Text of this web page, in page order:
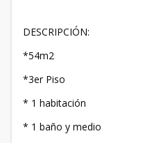
DESCRIPCIÓN:
*54m2
*3er Piso
* 1 habitación
* 1 baño y medio